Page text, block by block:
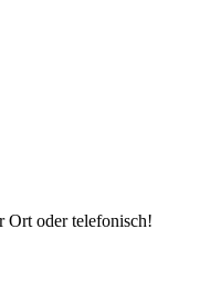
Ort oder telefonisch!